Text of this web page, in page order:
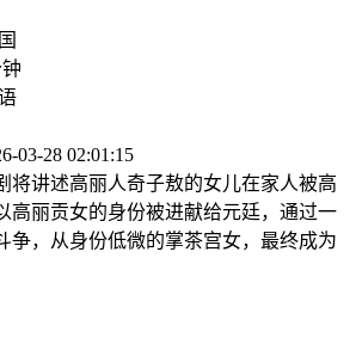
03-28 02:01:15
将讲述高丽人奇子敖的女儿在家人被高
高丽贡女的身份被进献给元廷，通过一
争，从身份低微的掌茶宫女，最终成为